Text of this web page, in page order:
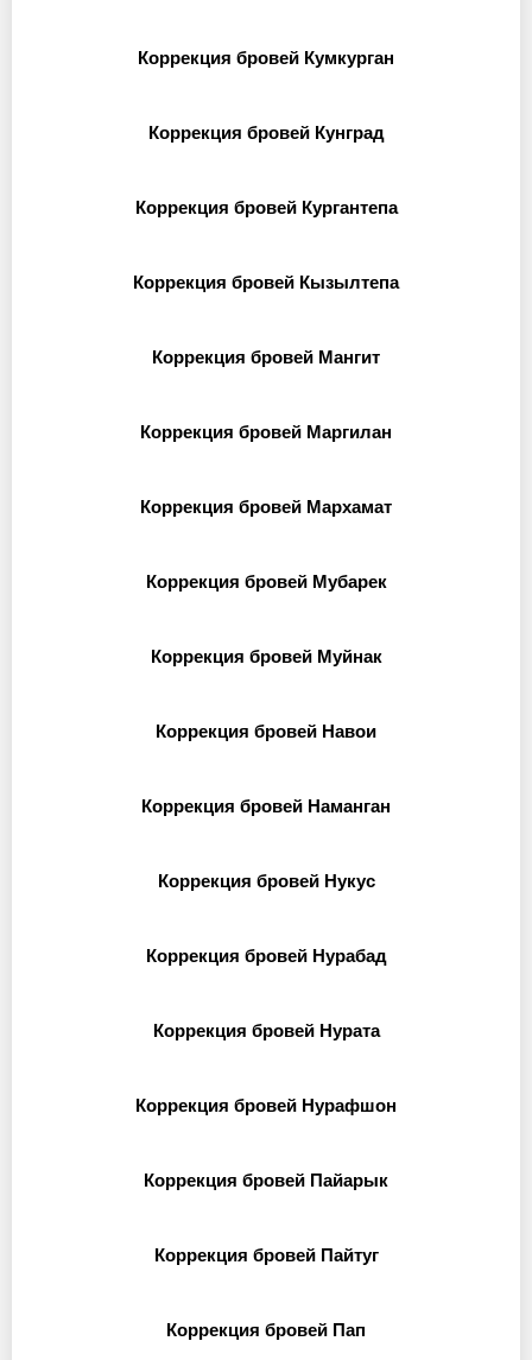
Коррекция бровей Кумкурган
Коррекция бровей Кунград
Коррекция бровей Кургантепа
Коррекция бровей Кызылтепа
Коррекция бровей Мангит
Коррекция бровей Маргилан
Коррекция бровей Мархамат
Коррекция бровей Мубарек
Коррекция бровей Муйнак
Коррекция бровей Навои
Коррекция бровей Наманган
Коррекция бровей Нукус
Коррекция бровей Нурабад
Коррекция бровей Нурата
Коррекция бровей Нурафшон
Коррекция бровей Пайарык
Коррекция бровей Пайтуг
Коррекция бровей Пап